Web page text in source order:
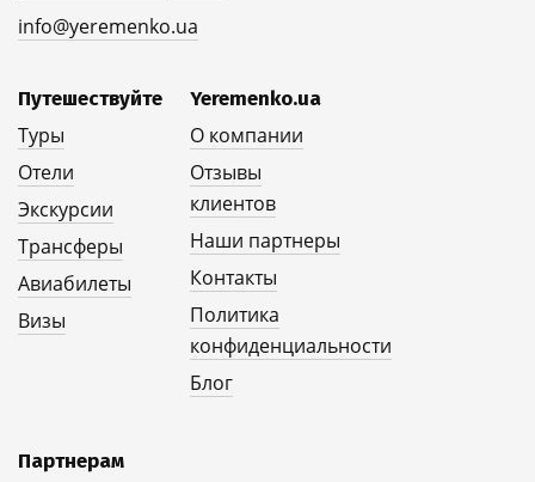
info@yeremenko.ua
Путешествуйте
Туры
Отели
Экскурсии
Трансферы
Авиабилеты
Визы
Yeremenko.ua
О компании
Отзывы
клиентов
Наши партнеры
Контакты
Политика
конфиденциальности
Блог
Партнерам